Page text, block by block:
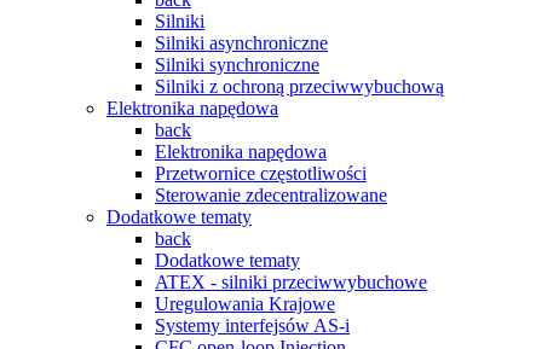
Silniki
Silniki asynchroniczne
Silniki synchroniczne
Silniki z ochroną przeciwwybuchową
Elektronika napędowa
back
Elektronika napędowa
Przetwornice częstotliwości
Sterowanie zdecentralizowane
Dodatkowe tematy
back
Dodatkowe tematy
ATEX - silniki przeciwwybuchowe
Uregulowania Krajowe
Systemy interfejsów AS-i